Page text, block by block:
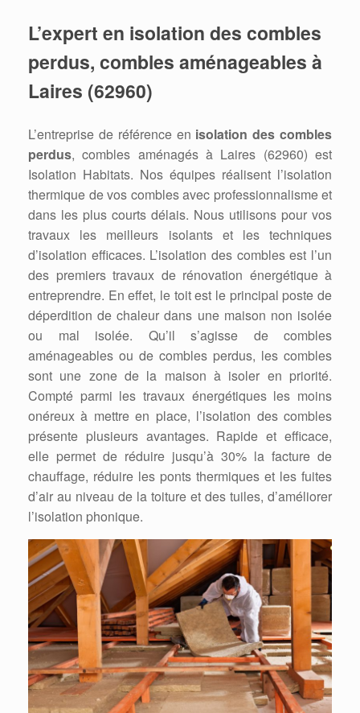
L’expert en isolation des combles
perdus, combles aménageables à
Laires (62960)
L’entreprise de référence en isolation des combles
perdus, combles aménagés à Laires (62960) est
Isolation Habitats. Nos équipes réalisent l’isolation
thermique de vos combles avec professionnalisme et
dans les plus courts délais. Nous utilisons pour vos
travaux les meilleurs isolants et les techniques
d’isolation efficaces. L’isolation des combles est l’un
des premiers travaux de rénovation énergétique à
entreprendre. En effet, le toit est le principal poste de
déperdition de chaleur dans une maison non isolée
ou mal isolée. Qu’il s’agisse de combles
aménageables ou de combles perdus, les combles
sont une zone de la maison à isoler en priorité.
Compté parmi les travaux énergétiques les moins
onéreux à mettre en place, l’isolation des combles
présente plusieurs avantages. Rapide et efficace,
elle permet de réduire jusqu’à 30% la facture de
chauffage, réduire les ponts thermiques et les fuites
d’air au niveau de la toiture et des tuiles, d’améliorer
l’isolation phonique.